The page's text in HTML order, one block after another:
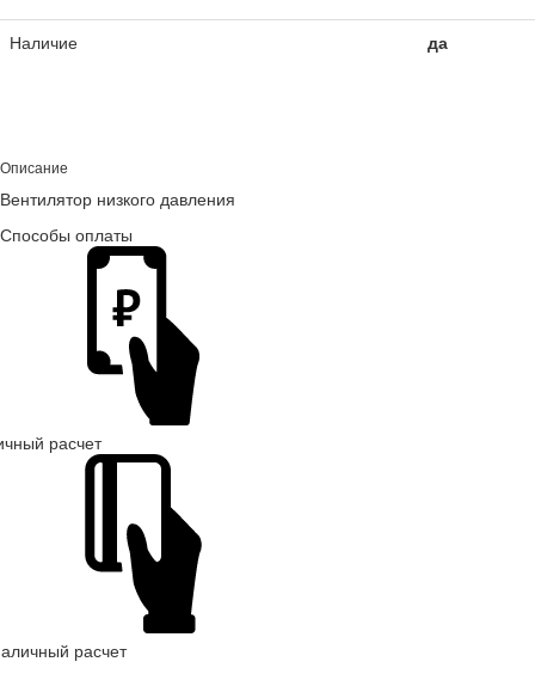
Наличие да
Описание
Вентилятор низкого давления
Способы оплаты
расчет
расчет